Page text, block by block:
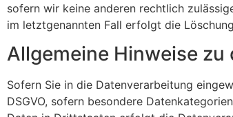
sofern wir keine anderen rechtlich
im letzt­ge­nannten Fall erfolgt die
Allge­meine Hinweise
Sofern Sie in die Daten­ver­ar­bei­tung
DSGVO, sofern besondere